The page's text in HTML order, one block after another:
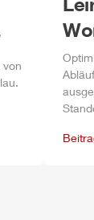
von
.